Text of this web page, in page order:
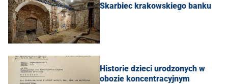
Skarbiec krakowskiego banku
Historie dzieci urodzonych w
obozie koncentracyjnym